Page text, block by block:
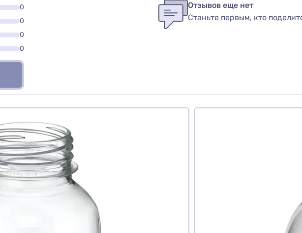
0
0
0
0
Отзывов еще нет
Станьте первым, кто